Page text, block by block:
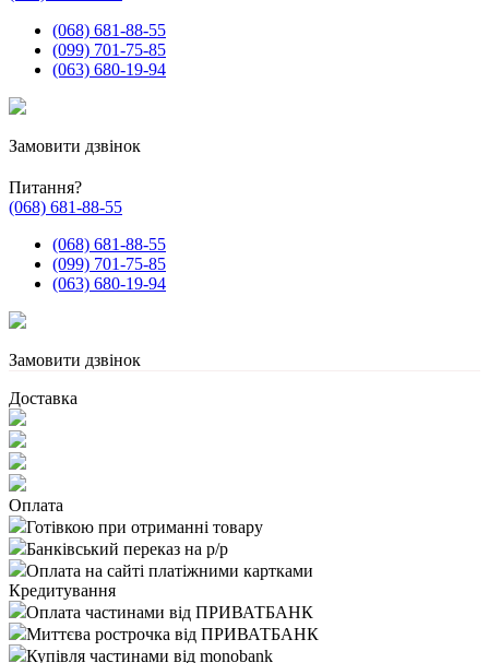
(068) 681-88-55
(099) 701-75-85
(063) 680-19-94
Замовити дзвінок
Питання?
(068) 681-88-55
(068) 681-88-55
(099) 701-75-85
(063) 680-19-94
Замовити дзвінок
Доставка
Оплата
Готівкою при отриманні товару
Банківський переказ на р/р
Оплата на сайті платіжними картками
Кредитування
Оплата частинами від ПРИВАТБАНК
Миттєва рострочка від ПРИВАТБАНК
Купівля частинами від monobank